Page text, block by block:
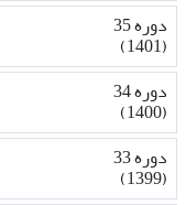
دوره 35
(1401)
دوره 34
(1400)
دوره 33
(1399)